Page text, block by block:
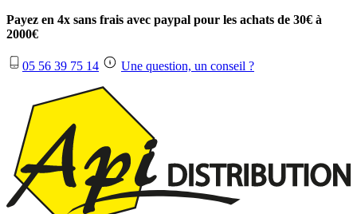
Payez en 4x sans frais avec paypal pour les achats de 30€ à
2000€
05 56 39 75 14 Une question, un conseil ?